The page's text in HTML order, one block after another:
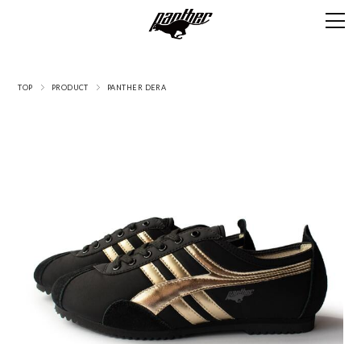
TOP PRODUCT PANTHER DERA